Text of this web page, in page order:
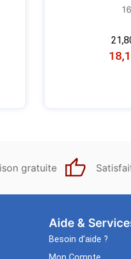
gratuite
Aide &
Besoin d’aide ?